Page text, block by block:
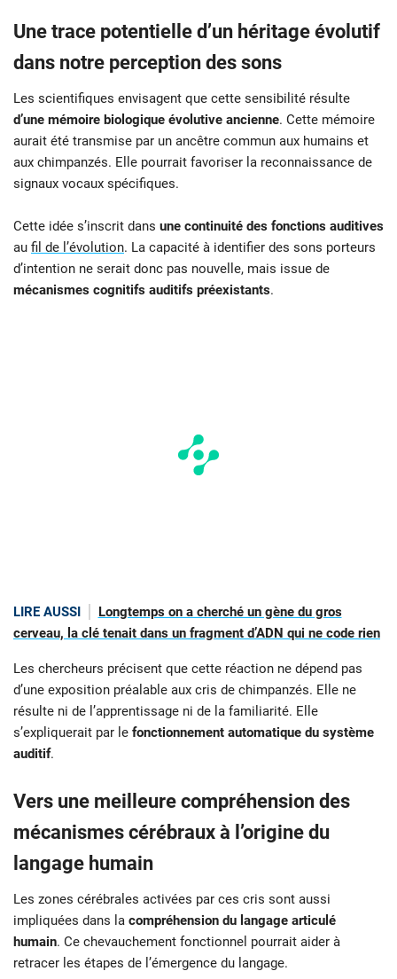
Une trace potentielle d’un héritage évolutif
dans notre perception des sons
Les scientifiques envisagent que cette sensibilité résulte
d’une mémoire biologique évolutive ancienne. Cette mémoire
aurait été transmise par un ancêtre commun aux humains et
aux chimpanzés. Elle pourrait favoriser la reconnaissance de
signaux vocaux spécifiques.
Cette idée s’inscrit dans une continuité des fonctions auditives
au fil de l’évolution. La capacité à identifier des sons porteurs
d’intention ne serait donc pas nouvelle, mais issue de
mécanismes cognitifs auditifs préexistants.
LIRE AUSSI
Longtemps on a cherché un gène du gros
cerveau, la clé tenait dans un fragment d’ADN qui ne code rien
Les chercheurs précisent que cette réaction ne dépend pas
d’une exposition préalable aux cris de chimpanzés. Elle ne
résulte ni de l’apprentissage ni de la familiarité. Elle
s’expliquerait par le fonctionnement automatique du système
auditif.
Vers une meilleure compréhension des
mécanismes cérébraux à l’origine du
langage humain
Les zones cérébrales activées par ces cris sont aussi
impliquées dans la compréhension du langage articulé
humain. Ce chevauchement fonctionnel pourrait aider à
retracer les étapes de l’émergence du langage.